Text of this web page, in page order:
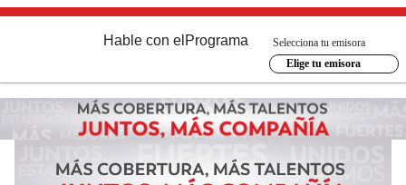
Hable con el Programa
Selecciona tu emisora
Elige tu emisora